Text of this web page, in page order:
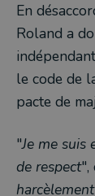
En
Roland a
le code de
pacte de
"Je me suis
de respect",